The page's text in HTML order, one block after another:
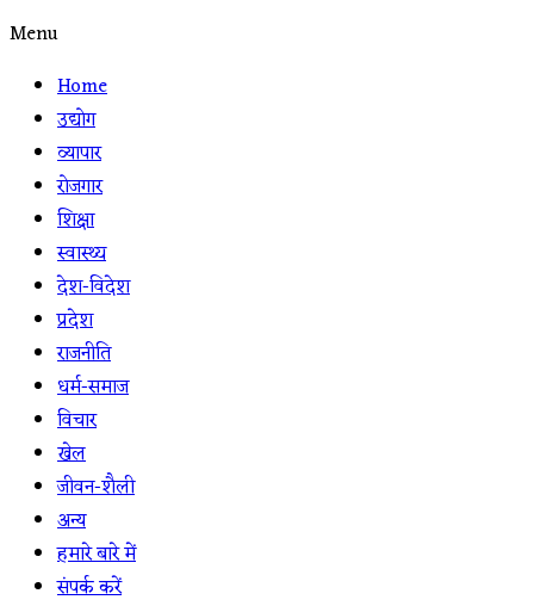
Menu
Home
उद्योग
व्यापार
रोजगार
शिक्षा
स्वास्थ्य
देश-विदेश
प्रदेश
राजनीति
धर्म-समाज
विचार
खेल
जीवन-शैली
अन्य
हमारे बारे में
संपर्क करें